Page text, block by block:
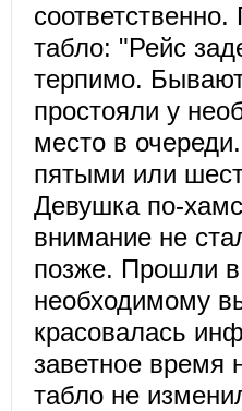
табло: "Рейс
терпимо.
простояли у
место в
пятыми или
Девушка по-
внимание не
позже. Прошли
необходимому
красовалась
заветное время
табло не